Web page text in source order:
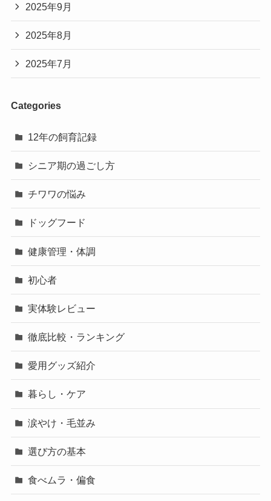
2025年9月
2025年8月
2025年7月
Categories
12年の飼育記録
シニア期の過ごし方
チワワの悩み
ドッグフード
健康管理・体調
初心者
実体験レビュー
徹底比較・ランキング
愛用グッズ紹介
暮らし・ケア
涙やけ・毛並み
選び方の基本
食べムラ・偏食